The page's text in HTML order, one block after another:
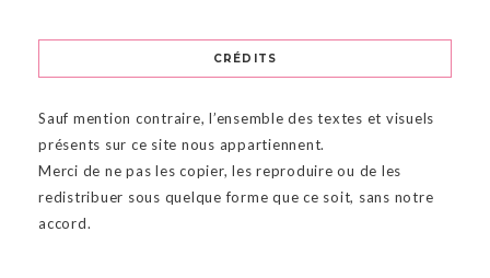
CRÉDITS
Sauf mention contraire, l’ensemble des textes et visuels
présents sur ce site nous appartiennent.
Merci de ne pas les copier, les reproduire ou de les
redistribuer sous quelque forme que ce soit, sans notre
accord.